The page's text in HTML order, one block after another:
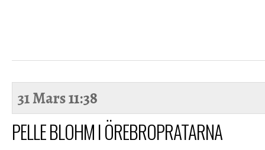
31 Mars11:38
PELLE BLOHM I ÖREBROPRATARNA